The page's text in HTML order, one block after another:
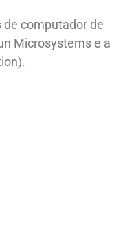
de computador de
Microsystems e a